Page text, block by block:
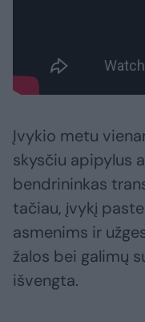
Įvykio metu
skysčiu apipylus
bendrininkas
tačiau, įvykį
asmenims ir
žalos bei galimų
išvengta.